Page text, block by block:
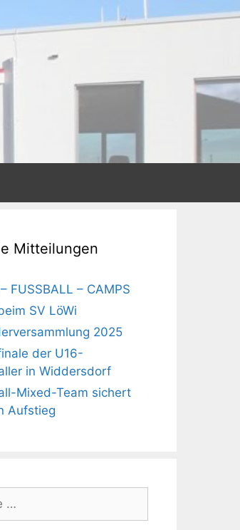
Mitteilungen
– FUSSBALL – CAMPS
SV LöWi
2025
der U16-
in Widdersdorf
Mixed-Team sichert
Aufstieg